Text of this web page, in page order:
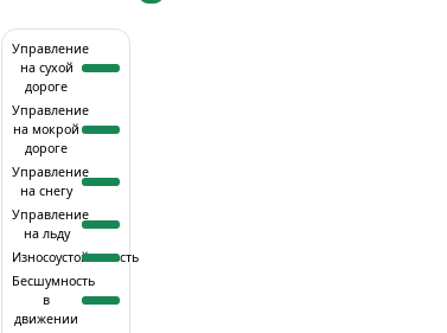
Управление
на сухой
дороге
Управление
на мокрой
дороге
Управление
на снегу
Управление
на льду
Износоустойчивость
Бесшумность
в
движении